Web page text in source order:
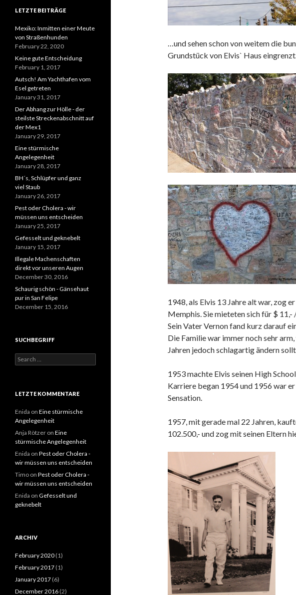
…und sehen schon von weitem die
Grundstück von Elvis` Haus
1948, als Elvis 13 Jahre alt war, zog
Memphis. Sie mieteten sich für $ 11,-
Sein Vater Vernon fand kurz darauf
Die Familie war immer noch sehr
Jahren jedoch schlagartig ändern
1953 machte Elvis seinen High
Karriere began 1954 und 1956 war
Sensation.
1957, mit gerade mal 22 Jahren,
102.500,- und zog mit seinen Eltern
LETZTE BEITRÄGE
Mexiko: Inmitten einer Meute
von Straßenhunden
February 22, 2020
Keine gute Entscheidung
February 1, 2017
Autsch! Am Yachthafen vom
Esel getreten
January 31, 2017
Der Abhang zur Hölle - der
steilste Streckenabschnitt auf
der Mex1
January 29, 2017
Eine stürmische
Angelegenheit
January 28, 2017
BH´s, Schlüpfer und ganz
viel Staub
January 26, 2017
Pest oder Cholera - wir
müssen uns entscheiden
January 25, 2017
Gefesselt und geknebelt
January 15, 2017
Illegale Machenschaften
direkt vor unseren Augen
December 30, 2016
Schaurig schön - Gänsehaut
pur in San Felipe
December 15, 2016
SUCHBEGRIFF
Search
for:
LETZTE KOMMENTARE
Enida on Eine stürmische
Angelegenheit
Anja Rötzer on Eine
stürmische Angelegenheit
Enida on Pest oder Cholera -
wir müssen uns entscheiden
Timo on Pest oder Cholera -
wir müssen uns entscheiden
Enida on Gefesselt und
geknebelt
ARCHIV
February 2020 (1)
February 2017 (1)
January 2017 (6)
December 2016 (2)